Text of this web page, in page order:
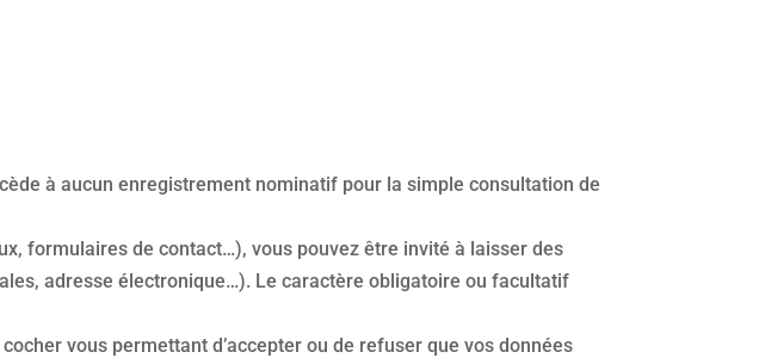
à aucun enregistrement nominatif pour la simple consultation de
formulaires de contact…), vous pouvez être invité à laisser des
adresse électronique…). Le caractère obligatoire ou facultatif
vous permettant d’accepter ou de refuser que vos données